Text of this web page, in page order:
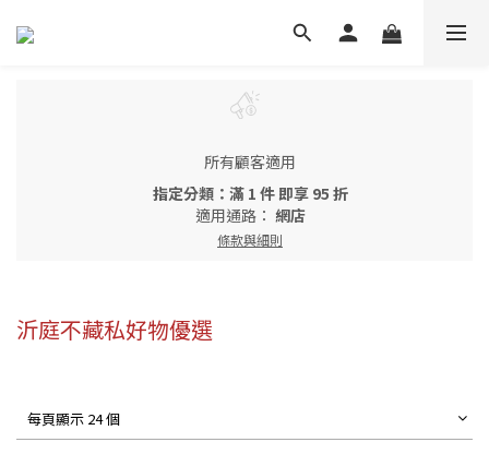
所有顧客適用
指定分類：滿 1 件 即享 95 折
適用通路： 網店
條款與細則
沂庭不藏私好物優選
每頁顯示 24 個